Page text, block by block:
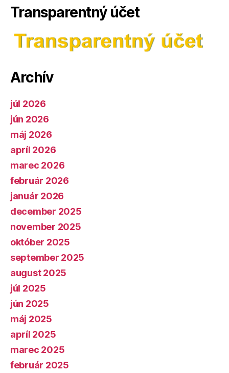
Transparentný účet
Archív
júl 2026
jún 2026
máj 2026
apríl 2026
marec 2026
február 2026
január 2026
december 2025
november 2025
október 2025
september 2025
august 2025
júl 2025
jún 2025
máj 2025
apríl 2025
marec 2025
február 2025